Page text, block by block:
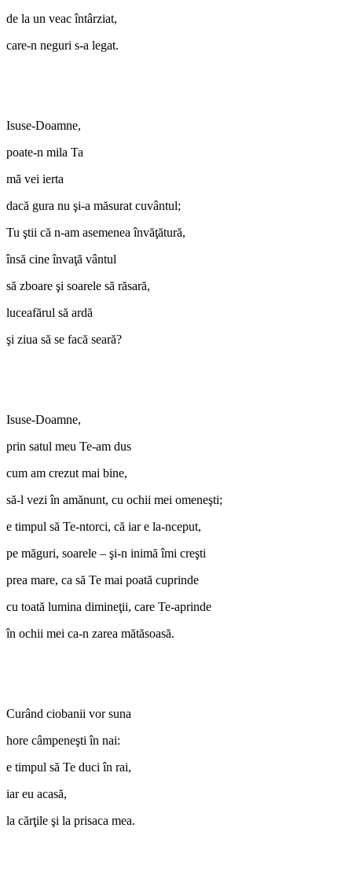
de la un veac întârziat,
care-n neguri s-a legat.
Isuse-Doamne,
poate-n mila Ta
mă vei ierta
dacă gura nu şi-a măsurat cuvântul;
Tu ştii că n-am asemenea învăţătură,
însă cine învaţă vântul
să zboare şi soarele să răsară,
luceafărul să ardă
şi ziua să se facă seară?
Isuse-Doamne,
prin satul meu Te-am dus
cum am crezut mai bine,
să-l vezi în amănunt, cu ochii mei omeneşti;
e timpul să Te-ntorci, că iar e la-nceput,
pe măguri, soarele – şi-n inimă îmi creşti
prea mare, ca să Te mai poată cuprinde
cu toată lumina dimineţii, care Te-aprinde
în ochii mei ca-n zarea mătăsoasă.
Curând ciobanii vor suna
hore câmpeneşti în nai:
e timpul să Te duci în rai,
iar eu acasă,
la cărţile şi la prisaca mea.